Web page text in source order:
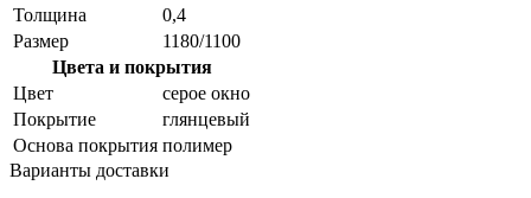
Толщина
0,4
Размер
1180/1100
Цвета и покрытия
Цвет
серое окно
Покрытие
глянцевый
Основа покрытия полимер
Варианты доставки